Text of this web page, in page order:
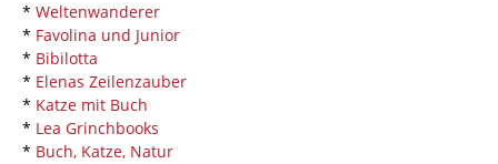
* Weltenwanderer
* Favolina und Junior
* Bibilotta
* Elenas Zeilenzauber
* Katze mit Buch
* Lea Grinchbooks
* Buch, Katze, Natur